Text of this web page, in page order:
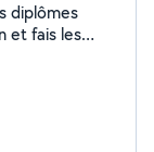
diplômes
et fais les
lecture des